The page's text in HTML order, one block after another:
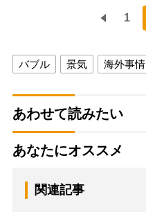
1
バブル 景気 海外事情
あわせて読みたい
あなたにオススメ
関連記事